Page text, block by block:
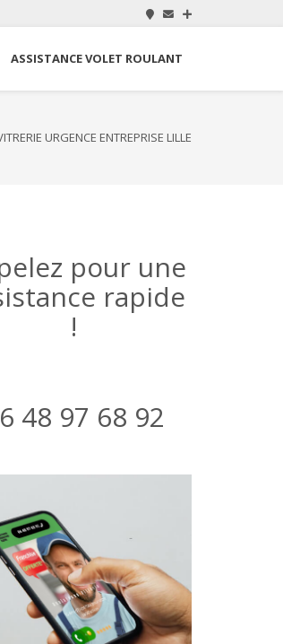
ASSISTANCE VOLET ROULANT
URGENCE ENTREPRISE LILLE
pour une
rapide
!
48 97 68 92